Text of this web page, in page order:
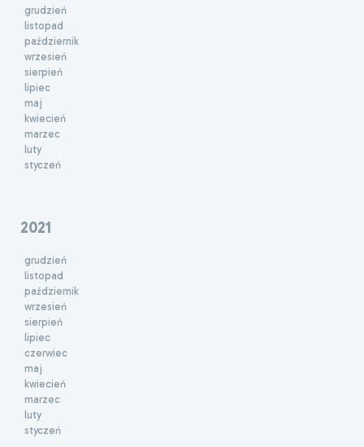
grudzień
listopad
październik
wrzesień
sierpień
lipiec
maj
kwiecień
marzec
luty
styczeń
2021
grudzień
listopad
październik
wrzesień
sierpień
lipiec
czerwiec
maj
kwiecień
marzec
luty
styczeń